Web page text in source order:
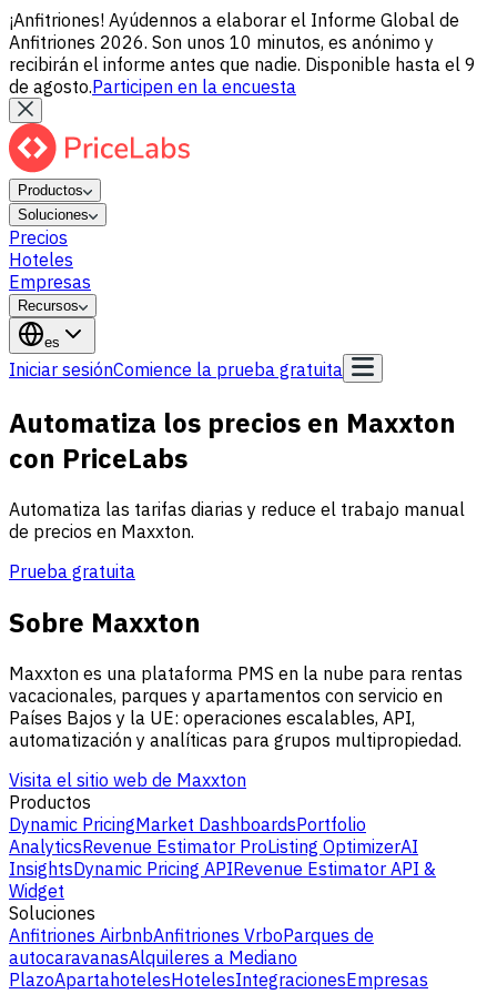
¡Anfitriones! Ayúdennos a elaborar el Informe Global de
Anfitriones 2026. Son unos 10 minutos, es anónimo y
recibirán el informe antes que nadie. Disponible hasta el 9
de agosto.Participen en la encuesta
Productos
Soluciones
Precios
Hoteles
Empresas
Recursos
es
Iniciar sesiónComience la prueba gratuita
Automatiza los precios en Maxxton
con PriceLabs
Automatiza las tarifas diarias y reduce el trabajo manual
de precios en Maxxton.
Prueba gratuita
Sobre Maxxton
Maxxton es una plataforma PMS en la nube para rentas
vacacionales, parques y apartamentos con servicio en
Países Bajos y la UE: operaciones escalables, API,
automatización y analíticas para grupos multipropiedad.
Visita el sitio web de Maxxton
Productos
Dynamic PricingMarket DashboardsPortfolio
AnalyticsRevenue Estimator ProListing OptimizerAI
InsightsDynamic Pricing APIRevenue Estimator API &
Widget
Soluciones
Anfitriones AirbnbAnfitriones VrboParques de
autocaravanasAlquileres a Mediano
PlazoApartahotelesHotelesIntegracionesEmpresas